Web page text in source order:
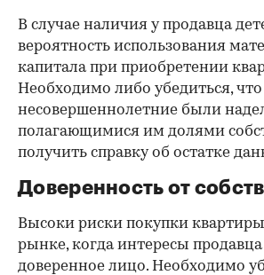
В случае наличия у продавца
вероятность использования
капитала при приобретении
Необходимо либо убедиться, что
несовершеннолетние были
полагающимися им долями
получить справку об остатке
Доверенность от
Высоки риски покупки
рынке, когда интересы продавца
доверенное лицо. Необходимо